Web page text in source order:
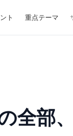
ト 重点テーマ
全部